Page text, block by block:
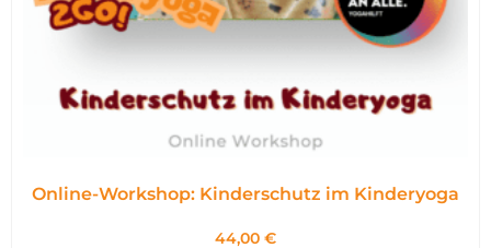
Online-Workshop: Kinderschutz im Kinderyoga
44,00 €